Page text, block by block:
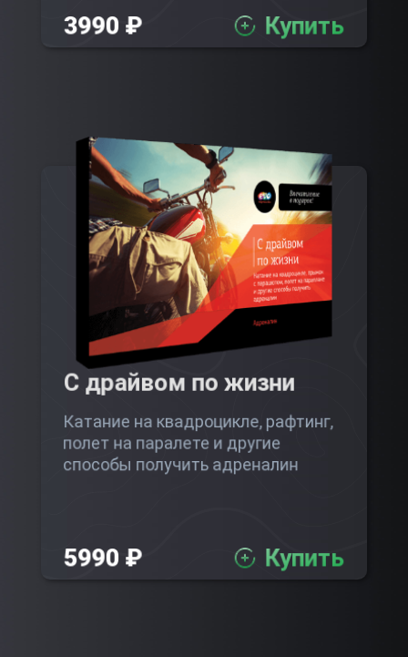
3990 ₽ Купить
С драйвом по жизни
Катание на квадроцикле, рафтинг,
полет на паралете и другие
способы получить адреналин
5990 ₽ Купить